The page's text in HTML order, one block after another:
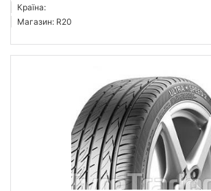
Країна:
Магазин: R20